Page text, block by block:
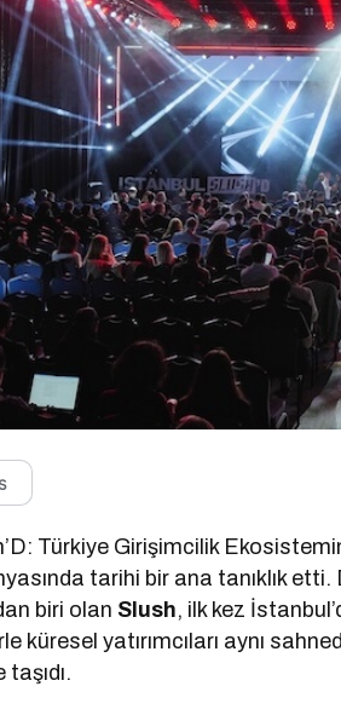
Türkiye Girişimcilik
tarihi bir ana tanıklık
biri olan Slush, ilk kez
küresel yatırımcıları aynı